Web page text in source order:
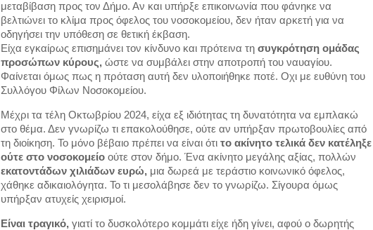
μεταβίβαση προς τον Δήμο. Αν και υπήρξε επικοινωνία που φάνηκε να
βελτιώνει το κλίμα προς όφελος του νοσοκομείου, δεν ήταν αρκετή για να
οδηγήσει την υπόθεση σε θετική έκβαση.
Είχα εγκαίρως επισημάνει τον κίνδυνο και πρότεινα τη συγκρότηση ομάδας
προσώπων κύρους, ώστε να συμβάλει στην αποτροπή του ναυαγίου.
Φαίνεται όμως πως η πρόταση αυτή δεν υλοποιήθηκε ποτέ. Οχι με ευθύνη του
Συλλόγου Φίλων Νοσοκομείου.
Μέχρι τα τέλη Οκτωβρίου 2024, είχα εξ ιδιότητας τη δυνατότητα να εμπλακώ
στο θέμα. Δεν γνωρίζω τι επακολούθησε, ούτε αν υπήρξαν πρωτοβουλίες από
τη διοίκηση. Το μόνο βέβαιο πρέπει να είναι ότι το ακίνητο τελικά δεν κατέληξε
ούτε στο νοσοκομείο
εκατοντάδων χιλιάδων ευρώ, μια δωρεά με τεράστιο κοινωνικό όφελος,
χάθηκε αδικαιολόγητα. Το τι μεσολάβησε δεν το γνωρίζω. Σίγουρα όμως
υπήρξαν ατυχείς χειρισμοί.
Είναι τραγικό, γιατί το δυσκολότερο κομμάτι είχε ήδη γίνει, αφού ο δωρητής